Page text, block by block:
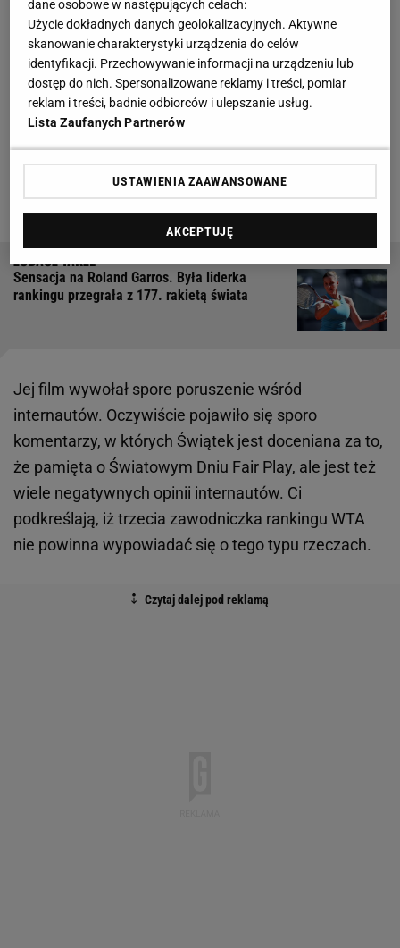
"To dobra okazja, aby przypomnieć sobie o
wartościach, które powinny definiować nas nie tylko
jako sportowców, ale przede wszystkim jako ludzi:
szacunku, uczciwości, solidarności. Fair Play to
postawa, która kształtuje nasze relacje i decyzje. A
co dla Ciebie oznacza Fair Play?" - napisała pod
nagraniem polska tenisistka.
Sensacja na Roland Garros. Była liderka
rankingu przegrała z 177. rakietą świata
Jej film wywołał spore poruszenie wśród
internautów. Oczywiście pojawiło się sporo
komentarzy, w których Świątek jest doceniana za to,
że pamięta o Światowym Dniu Fair Play, ale jest też
wiele negatywnych opinii internautów. Ci
podkreślają, iż trzecia zawodniczka rankingu WTA
nie powinna wypowiadać się o tego typu rzeczach.
dane osobowe w następujących celach:
Użycie dokładnych danych geolokalizacyjnych. Aktywne
skanowanie charakterystyki urządzenia do celów
identyfikacji. Przechowywanie informacji na urządzeniu lub
dostęp do nich. Spersonalizowane reklamy i treści, pomiar
reklam i treści, badnie odbiorców i ulepszanie usług.
Lista Zaufanych Partnerów
USTAWIENIA ZAAWANSOWANE
AKCEPTUJĘ